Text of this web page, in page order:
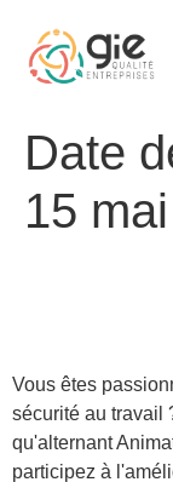
Date
15
Vous êtes
sécurité au travail
qu'alternant
participez à